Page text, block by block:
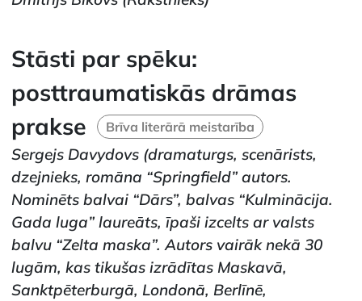
Stāsti par spēku:
posttraumatiskās drāmas
prakse
Brīva literārā meistarība
Sergejs Davydovs (dramaturgs, scenārists,
dzejnieks, romāna “Springfield” autors.
Nominēts balvai “Dārs”, balvas “Kulminācija.
Gada luga” laureāts, īpaši izcelts ar valsts
balvu “Zelta maska”. Autors vairāk nekā 30
lugām, kas tikušas izrādītas Maskavā,
Sanktpēterburgā, Londonā, Berlīnē,